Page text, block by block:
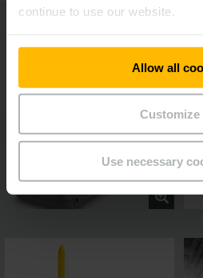
continue to use our website.
Allow all
Customize
Use necessary